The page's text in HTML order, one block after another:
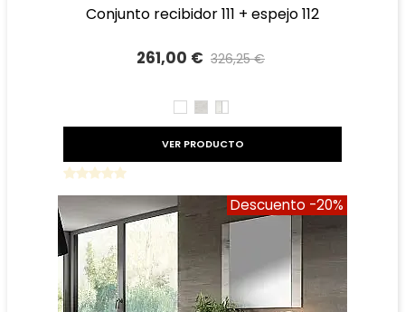
conjunto recibidor 111 + espejo 112
261,00 € 326,25 €
BLANCO
TIBETTIBET
VER PRODUCTO
Descuento -20%